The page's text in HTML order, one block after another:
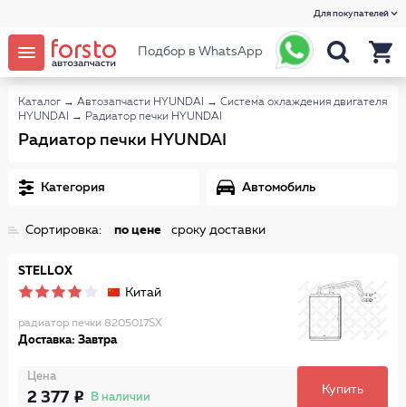
Для покупателей
Подбор в WhatsApp
Каталог → Автозапчасти HYUNDAI → Система охлаждения двигателя
HYUNDAI
→ Радиатор печки HYUNDAI
Радиатор печки HYUNDAI
Категория Автомобиль
Сортировка: по цене сроку доставки
STELLOX
Китай
радиатор печки 8205017SX
Доставка: Завтра
Цена
2 377 В наличии
Купить